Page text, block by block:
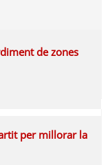
de zones
per millorar la